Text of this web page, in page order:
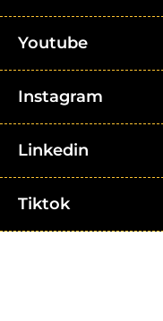
Youtube
Instagram
Linkedin
Tiktok